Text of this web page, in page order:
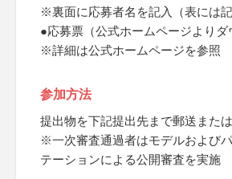
※裏面に応募者名を記入（表には記
●応募票（公式ホームページよりダ
※詳細は公式ホームページを参照
参加方法
提出物を下記提出先まで郵送また
※一次審査通過者はモデルおよび
テーションによる公開審査を実施